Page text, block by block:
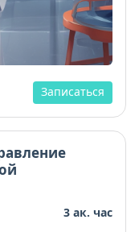
Записаться
3 ак. час